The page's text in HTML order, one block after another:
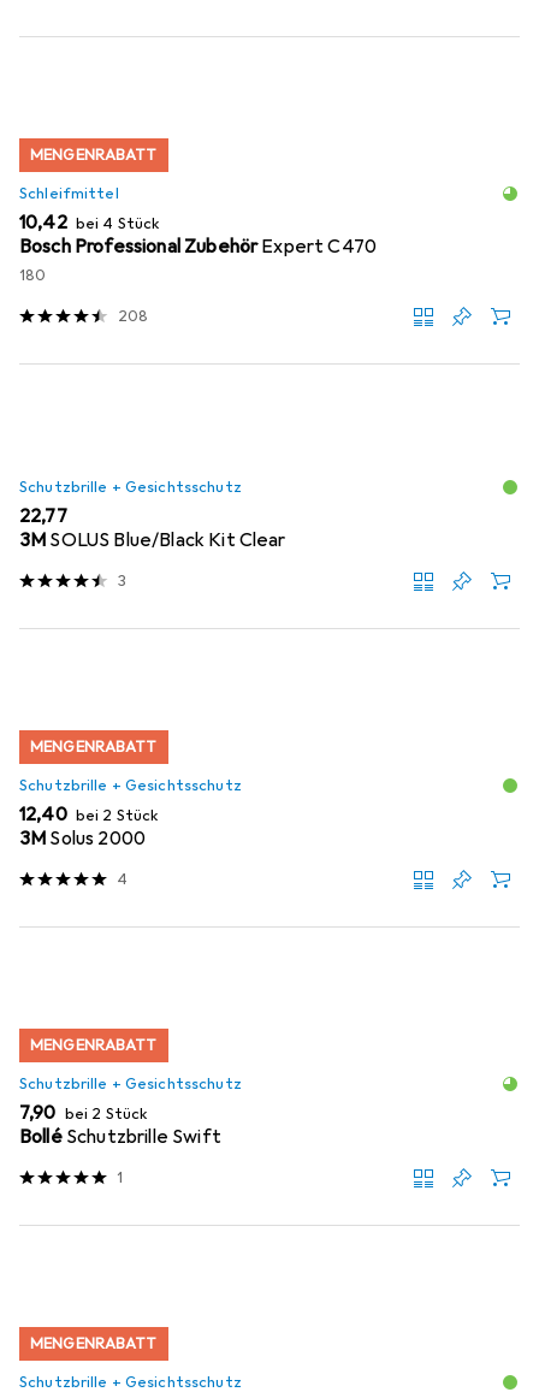
MENGENRABATT
Schleifmittel
EUR
10,42 bei 4 Stück
Bosch Professional ZubehörExpert C470
180
208
Schutzbrille + Gesichtsschutz
EUR
22,77
3M SOLUS Blue/Black Kit Clear
3
MENGENRABATT
Schutzbrille + Gesichtsschutz
EUR
12,40 bei 2 Stück
3M Solus 2000
4
MENGENRABATT
Schutzbrille + Gesichtsschutz
EUR
7,90 bei 2 Stück
Bollé Schutzbrille Swift
1
MENGENRABATT
Schutzbrille + Gesichtsschutz